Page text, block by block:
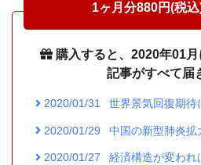
1ヶ月分880円(税
購入すると、2020年01
記事がすべて届
2020/01/31 世界景気回復期待
2020/01/29 中国の新型肺炎拡
2020/01/27 経済構造が変われ